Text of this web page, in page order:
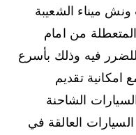
ميناء الشعيبة
من امام
فيه وذلك بأسرع
تقديم
الشاحنة
العالقة في